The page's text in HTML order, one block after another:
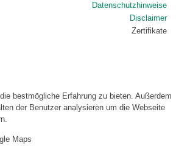
Datenschutzhinweise
Disclaimer
Zertifikate
bestmögliche Erfahrung zu bieten. Außerdem
der Benutzer analysieren um die Webseite
Maps